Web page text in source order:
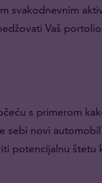
svakodnevnim
Vaš
s primerom
sebi novi
potencijalnu štetu